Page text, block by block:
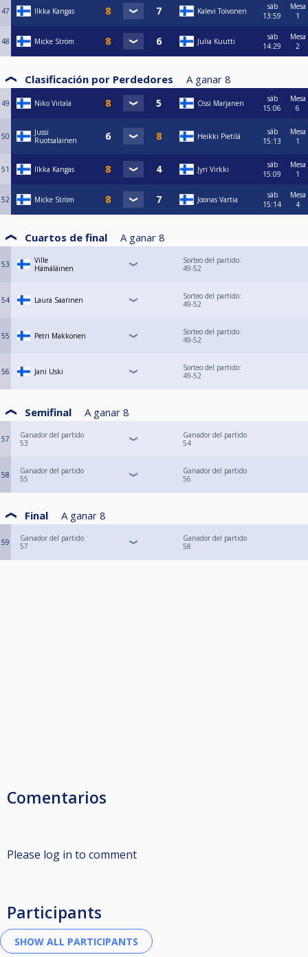
47 Ilkka Kangas Kalevi Toivonen
sáb
13:59
Mesa
1
48 Micke Ström Julia Kuutti
sáb
14:29
Mesa
2
Clasificación por Perdedores A ganar 8
49 Niko Viitala Ossi Marjanen
sáb
15:06
Mesa
6
50
Jussi
Ruotsalainen
Heikki Pietilä
sáb
15:13
Mesa
1
51 Ilkka Kangas Jyri Virkki
sáb
15:09
Mesa
1
52 Micke Ström Joonas Vartia
sáb
15:14
Mesa
4
Cuartos de final A ganar 8
53
Ville
Hämäläinen
Sorteo del partido:
49-52
54 Laura Saarinen
Sorteo del partido:
49-52
55 Petri Makkonen
Sorteo del partido:
49-52
56 Jani Uski
Sorteo del partido:
49-52
Semifinal A ganar 8
57
Ganador del partido
53
Ganador del partido
54
58
Ganador del partido
55
Ganador del partido
56
Final A ganar 8
59
Ganador del partido
57
Ganador del partido
58
Comentarios
Please log in to comment
Participants